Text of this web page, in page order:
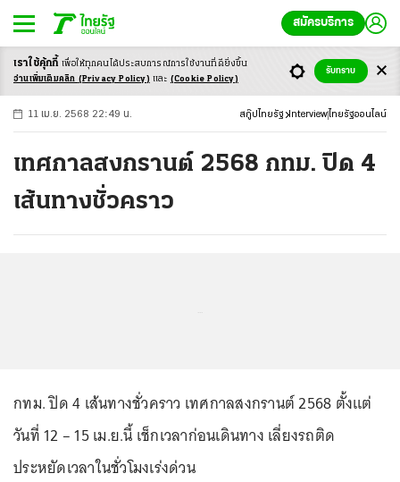
สมัครบริการ
-ก ก ก+
11 เม.ย. 2568 22:49 น. สกู๊ปไทยรัฐ Interviewไทยรัฐออนไลน์
เทศกาลสงกรานต์ 2568 กทม. ปิด 4
เส้นทางชั่วคราว
กทม. ปิด 4 เส้นทางชั่วคราว เทศกาลสงกรานต์ 2568 ตั้งแต่
วันที่ 12 – 15 เม.ย.นี้ เช็กเวลาก่อนเดินทาง เลี่ยงรถติด
ประหยัดเวลาในชั่วโมงเร่งด่วน
เราใช้คุ้กกี้ เพื่อให้ทุกคนได้ประสบการณ์การใช้งานที่ดียิ่งขึ้น
อ่านเพิ่มเติมคลิก (Privacy Policy) และ (Cookie Policy)
รับทราบ